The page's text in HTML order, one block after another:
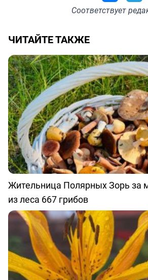
Соответствует
ЧИТАЙТЕ ТАКЖЕ
Жительница Полярных Зорь за
из леса 667 грибов